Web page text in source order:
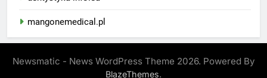
mangonemedical.pl
Newsmatic - News WordPress Theme 2026. Powered By
BlazeThemes.